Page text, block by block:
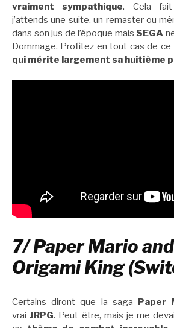
vraiment sympathique. Cela
j’attends une suite, un remaster ou
dans son jus de l’époque mais SEGA
Dommage. Profitez en tout cas de ce
qui mérite largement sa huitième
7/ Paper Mario
Origami King
Certains diront que la saga Paper
vraiJRPG. Peut être, mais je me